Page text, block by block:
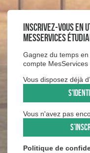
Inscrivez-vous en
MesServices
Gagnez du temps
compte MesServices
Vous disposez déjà
Vous n'avez pas
Politique de